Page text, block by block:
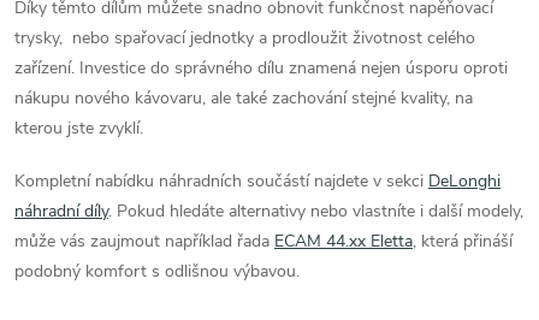
v
k
y
v
ý
p
Díky těmto dílům můžete snadno obnovit funkčnost napěňovací
trysky, nebo spařovací jednotky a prodloužit životnost celého
zařízení. Investice do správného dílu znamená nejen úsporu oproti
nákupu nového kávovaru, ale také zachování stejné kvality, na
kterou jste zvyklí.
Kompletní nabídku náhradních součástí najdete v sekci DeLonghi
náhradní díly. Pokud hledáte alternativy nebo vlastníte i další modely,
může vás zaujmout například řada ECAM 44.xx Eletta, která přináší
podobný komfort s odlišnou výbavou.